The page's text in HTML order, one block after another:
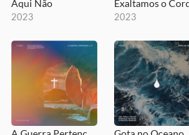
Aqui Não
2023 2023